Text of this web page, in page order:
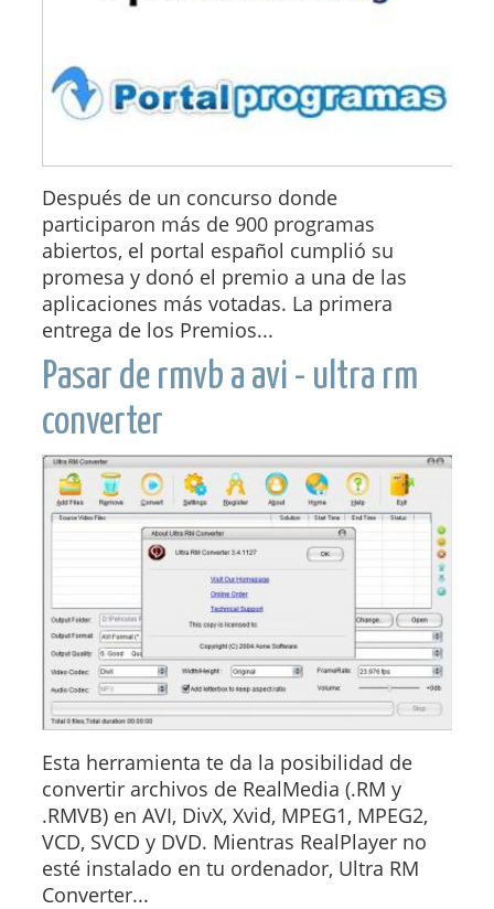
Después de un concurso donde
participaron más de 900 programas
abiertos, el portal español cumplió su
promesa y donó el premio a una de las
aplicaciones más votadas. La primera
entrega de los Premios...
Pasar de rmvb a avi - ultra rm
converter
Esta herramienta te da la posibilidad de
convertir archivos de RealMedia (.RM y
.RMVB) en AVI, DivX, Xvid, MPEG1, MPEG2,
VCD, SVCD y DVD. Mientras RealPlayer no
esté instalado en tu ordenador, Ultra RM
Converter...